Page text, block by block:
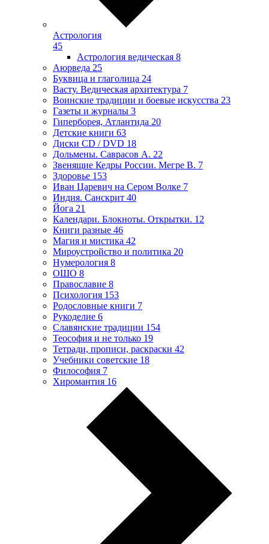
Астрология
45
Астрология ведическая 8
Аюрведа 25
Буквица и глаголица 24
Васту. Ведическая архитектура 7
Воинские традиции и боевые искусства 23
Газеты и журналы 3
Гиперборея, Атлантида 20
Детские книги 63
Диски CD / DVD 18
Дольмены. Саврасов А. 22
Звенящие Кедры России. Мегре В. 7
Здоровье 153
Иван Царевич на Сером Волке 7
Индия. Санскрит 40
Йога 21
Календари. Блокноты. Открытки. 12
Книги разные 46
Магия и мистика 42
Мироустройство и политика 20
Нумерология 8
ОШО 8
Православие 8
Психология 153
Родословные книги 7
Рукоделие 6
Славянские традиции 154
Теософия и не только 19
Тетради, прописи, раскраски 42
Учебники советские 18
Философия 7
Хиромантия 16